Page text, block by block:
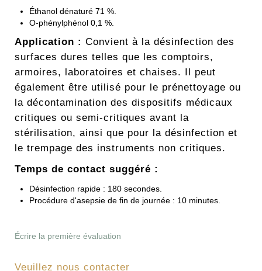
Éthanol dénaturé 71 %.
O-phénylphénol 0,1 %.
Application : Convient à la désinfection des
surfaces dures telles que les comptoirs,
armoires, laboratoires et chaises. Il peut
également être utilisé pour le prénettoyage ou
la décontamination des dispositifs médicaux
critiques ou semi-critiques avant la
stérilisation, ainsi que pour la désinfection et
le trempage des instruments non critiques.
Temps de contact suggéré :
Désinfection rapide : 180 secondes.
Procédure d'asepsie de fin de journée : 10 minutes.
Écrire la première évaluation
Veuillez nous contacter